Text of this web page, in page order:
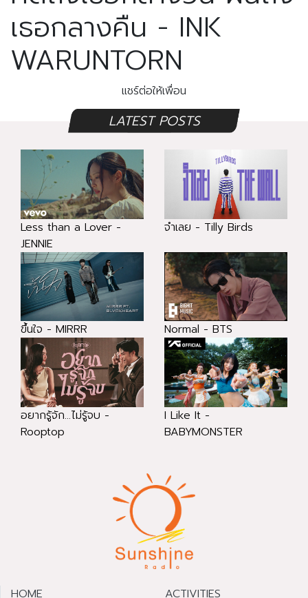
เธอกลางคืน - INK
WARUNTORN
แชร์ต่อให้เพื่อน
LATEST POSTS
Less than a Lover -
JENNIE
จำเลย - Tilly Birds
ขึ้นใจ - MIRRR Normal - BTS
อยากรู้จัก...ไม่รู้จบ -
Rooptop
I Like It -
BABYMONSTER
HOME ACTIVITIES